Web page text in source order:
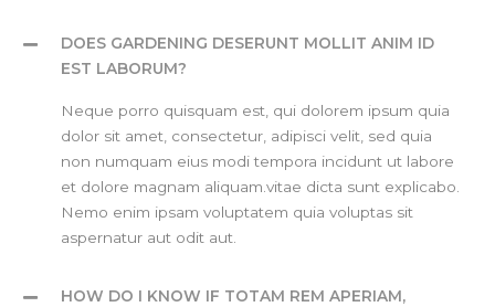
DOES GARDENING DESERUNT MOLLIT ANIM ID
EST LABORUM?
Neque porro quisquam est, qui dolorem ipsum quia
dolor sit amet, consectetur, adipisci velit, sed quia
non numquam eius modi tempora incidunt ut labore
et dolore magnam aliquam.vitae dicta sunt explicabo.
Nemo enim ipsam voluptatem quia voluptas sit
aspernatur aut odit aut.
HOW DO I KNOW IF TOTAM REM APERIAM,